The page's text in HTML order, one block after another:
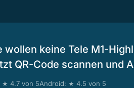
wollen keine Tele M1-
QR-Code scannen und
★ 4.7 von 5Android: ★ 4.5 von 5